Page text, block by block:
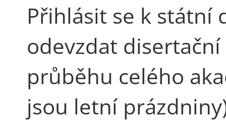
Přihlásit se k státní
odevzdat
průběhu celého
jsou letní